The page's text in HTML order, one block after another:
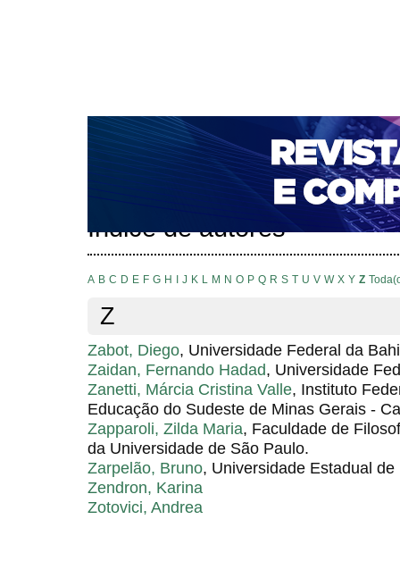
CAPA SOBRE ACESSO CADASTRO
NOTÍCIAS
PORTAL DE REVISTAS DA UNIFACS
PARA AVALIADORES
NOVA SUBMISSÃO
Índice de autores
Índice de autores
A B C D E F G H J K L M N O P Q R S T U V W X Y Z
Z
Zabot, Diego, Universidade Federal da
Zaidan, Fernando Hadad, Universidade
Zanetti, Márcia Cristina Valle, Instituto
Educação do Sudeste de Minas Gerais -
Zapparoli, Zilda Maria, Faculdade de
da Universidade de São Paulo.
Zarpelão, Bruno, Universidade Estadual
Zendron, Karina
Zotovici, Andrea